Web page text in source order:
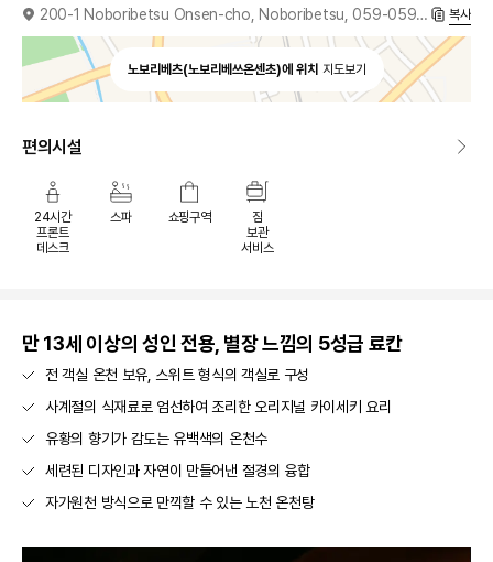
200-1 Noboribetsu Onsen-cho, Noboribetsu, 059-0596, JP 복사
노보리베츠(노보리베쓰온센초)에 위치 지도보기
편의시설
24시간
프론트
데스크
스파 쇼핑구역
짐
보관
서비스
만 13세 이상의 성인 전용, 별장 느낌의 5성급 료칸
전 객실 온천 보유, 스위트 형식의 객실로 구성
사계절의 식재료로 엄선하여 조리한 오리지널 카이세키 요리
유황의 향기가 감도는 유백색의 온천수
세련된 디자인과 자연이 만들어낸 절경의 융합
자가원천 방식으로 만끽할 수 있는 노천 온천탕